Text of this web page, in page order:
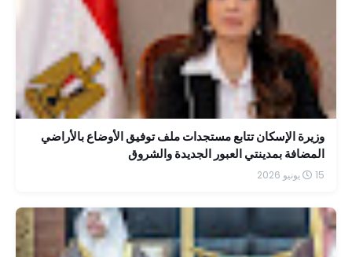
وزيرة الإسكان تتابع مستجدات ملف توفيق الأوضاع بالأراضي
المضافة بمدينتي العبور الجديدة والشروق
15 يونيو 2026